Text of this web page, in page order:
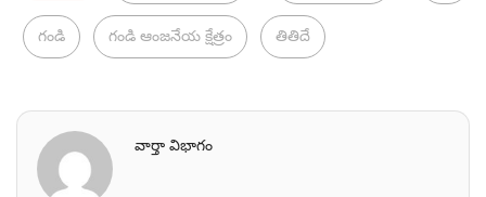
గండి గండి ఆంజనేయ క్షేత్రం తితిదే
వార్తా విభాగం